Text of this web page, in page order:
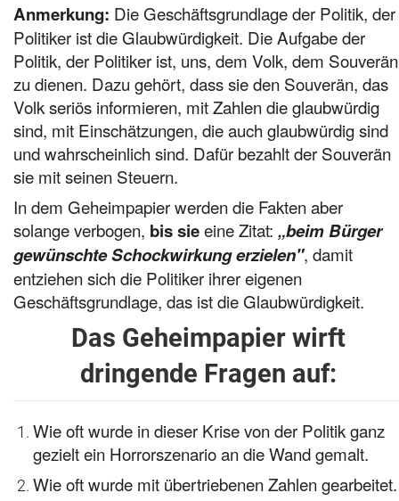
Anmerkung: Die Geschäftsgrundlage der Politik, der
Politiker ist die Glaubwürdigkeit. Die Aufgabe der
Politik, der Politiker ist, uns, dem Volk, dem Souverän
zu dienen. Dazu gehört, dass sie den Souverän, das
Volk seriös informieren, mit Zahlen die glaubwürdig
sind, mit Einschätzungen, die auch glaubwürdig sind
und wahrscheinlich sind. Dafür bezahlt der Souverän
sie mit seinen Steuern.
In dem Geheimpapier werden die Fakten aber
solange verbogen, bis sieeine Zitat: „beim Bürger
gewünschte Schockwirkung erzielen", damit
entziehen sich die Politiker ihrer eigenen
Geschäftsgrundlage, das ist die Glaubwürdigkeit.
Das Geheimpapier wirft
dringende Fragen auf:
Wie oft wurde in dieser Krise von der Politik ganz
gezielt ein Horrorszenario an die Wand gemalt.
Wie oft wurde mit übertriebenen Zahlen gearbeitet.